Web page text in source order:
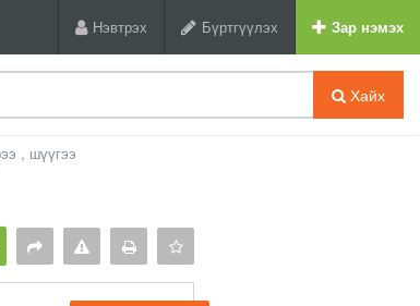
Нэвтрэх Бүртгүүлэх Зар нэмэх
Хайх
, шүүгээ